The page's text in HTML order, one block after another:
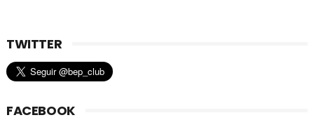
TWITTER
FACEBOOK